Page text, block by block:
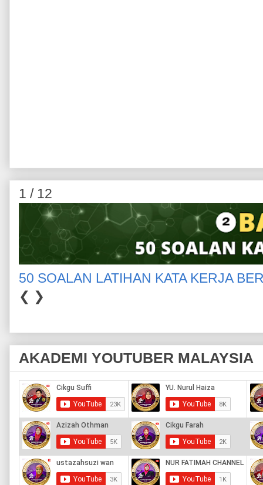
1 / 12
50 SOALAN LATIHAN KATA KERJA
❮ ❯
AKADEMI YOUTUBER MALAYSIA